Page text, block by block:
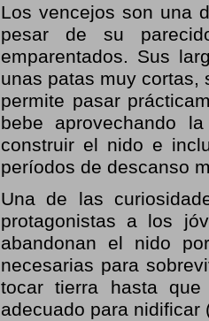
Los vencejos son una
pesar de su
emparentados. Sus
unas patas muy cortas,
permite pasar
bebe aprovechando
construir el nido e
períodos de descanso
Una de las
protagonistas a los
abandonan el nido
necesarias para
tocar tierra hasta
adecuado para nidificar